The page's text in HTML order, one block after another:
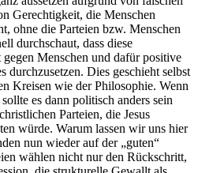
Gerechtigkeit, die Menschen
ohne die Parteien bzw. Menschen
durchschaut, dass diese
Menschen und dafür positive
durchzusetzen. Dies geschieht selbst
Kreisen wie der Philosophie. Wenn
es dann politisch anders sein
Parteien, die Jesus
würde. Warum lassen wir uns hier
nun wieder auf der „guten“
wählen nicht nur den Rückschritt,